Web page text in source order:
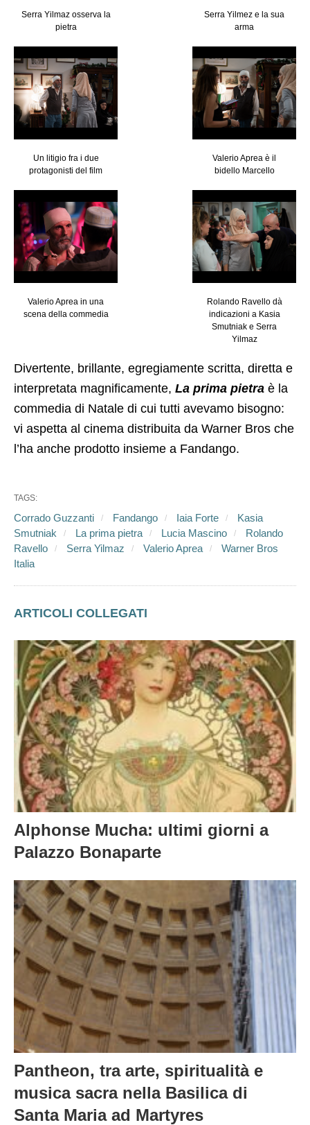
Serra Yilmaz osserva la
pietra
Serra Yilmez e la sua
arma
Un litigio fra i due
protagonisti del film
Valerio Aprea è il
bidello Marcello
Valerio Aprea in una
scena della commedia
Rolando Ravello dà
indicazioni a Kasia
Smutniak e Serra
Yilmaz
Divertente, brillante, egregiamente scritta, diretta e
interpretata magnificamente, La prima pietra è la
commedia di Natale di cui tutti avevamo bisogno:
vi aspetta al cinema distribuita da Warner Bros che
l’ha anche prodotto insieme a Fandango.
TAGS:
Corrado Guzzanti Fandango Iaia Forte
Kasia
Smutniak
La prima pietra Lucia Mascino
Rolando
Ravello
Serra Yilmaz Valerio Aprea
Warner Bros
Italia
ARTICOLI COLLEGATI
Alphonse Mucha: ultimi giorni a
Palazzo Bonaparte
Pantheon, tra arte, spiritualità e
musica sacra nella Basilica di
Santa Maria ad Martyres